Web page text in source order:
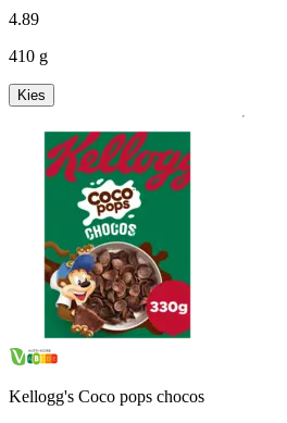
4.89
410 g
Kies
Kellogg's Coco pops chocos